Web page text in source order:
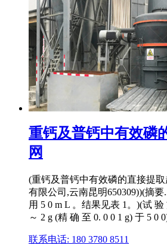
重钙及普钙中有效磷
网
(重钙及普钙中有效磷的直接提
有限公司,云南昆明650309))(摘
用 5 0 m L 。结果见表 1。)(试
～ 2 g (精 确 至 0. 0 0 1 g) 于 5 0
联系电话: 180 3780 8511